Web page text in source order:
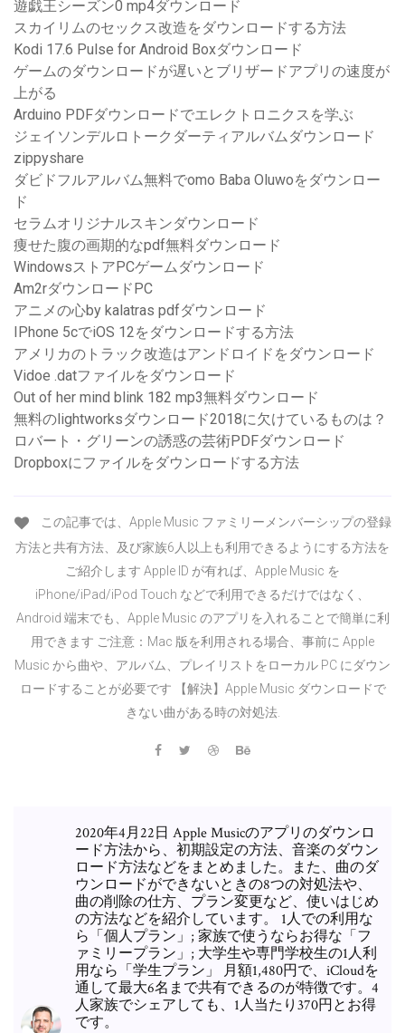
遊戯王シーズン0 mp4ダウンロード
スカイリムのセックス改造をダウンロードする方法
Kodi 17.6 Pulse for Android Boxダウンロード
ゲームのダウンロードが遅いとブリザードアプリの速度が
上がる
Arduino PDFダウンロードでエレクトロニクスを学ぶ
ジェイソンデルロトークダーティアルバムダウンロード
zippyshare
ダビドフルアルバム無料でomo Baba Oluwoをダウンロー
ド
セラムオリジナルスキンダウンロード
痩せた腹の画期的なpdf無料ダウンロード
WindowsストアPCゲームダウンロード
Am2rダウンロードPC
アニメの心by kalatras pdfダウンロード
IPhone 5cでiOS 12をダウンロードする方法
アメリカのトラック改造はアンドロイドをダウンロード
Vidoe .datファイルをダウンロード
Out of her mind blink 182 mp3無料ダウンロード
無料のlightworksダウンロード2018に欠けているものは？
ロバート・グリーンの誘惑の芸術PDFダウンロード
Dropboxにファイルをダウンロードする方法
この記事では、Apple Music ファミリーメンバーシップの登録
方法と共有方法、及び家族6人以上も利用できるようにする方法を
ご紹介します Apple ID が有れば、Apple Music を
iPhone/iPad/iPod Touch などで利用できるだけではなく、
Android 端末でも、Apple Music のアプリを入れることで簡単に利
用できます ご注意：Mac 版を利用される場合、事前に Apple
Music から曲や、アルバム、プレイリストをローカル PC にダウン
ロードすることが必要です 【解決】Apple Music ダウンロードで
きない曲がある時の対処法.
2020年4月22日 Apple Musicのアプリのダウンロ
ード方法から、初期設定の方法、音楽のダウン
ロード方法などをまとめました。また、曲のダ
ウンロードができないときの8つの対処法や、
曲の削除の仕方、プラン変更など、使いはじめ
の方法などを紹介しています。 1人での利用な
ら「個人プラン」; 家族で使うならお得な「フ
ァミリープラン」; 大学生や専門学校生の1人利
用なら「学生プラン」 月額1,480円で、iCloudを
通して最大6名まで共有できるのが特徴です。4
人家族でシェアしても、1人当たり370円とお得
です。